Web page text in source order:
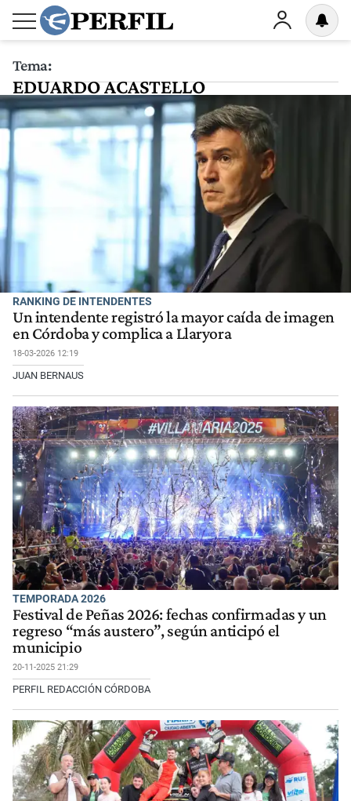
Tema:
EDUARDO ACASTELLO
RANKING DE INTENDENTES
Un intendente registró la mayor caída de imagen
en Córdoba y complica a Llaryora
18-03-2026 12:19
JUAN BERNAUS
TEMPORADA 2026
Festival de Peñas 2026: fechas confirmadas y un
regreso “más austero”, según anticipó el
municipio
20-11-2025 21:29
PERFIL REDACCIÓN CÓRDOBA